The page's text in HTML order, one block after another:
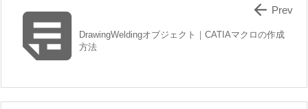
DrawingWeldingオブジェクト｜CATIAマクロの作成
方法
 Prev